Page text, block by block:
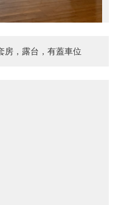
房，露台，有蓋車位